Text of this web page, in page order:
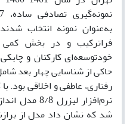
به‌عنوان نمونه انتخاب
فراترکیب و در بخش کمی
خودتوسعه‌ای کارکنان و
حاکی از شناسایی چهار بعد
رفتاری، عاطفی و اخلاقی
نرم‌افزار
شد که نشان داد مدل از